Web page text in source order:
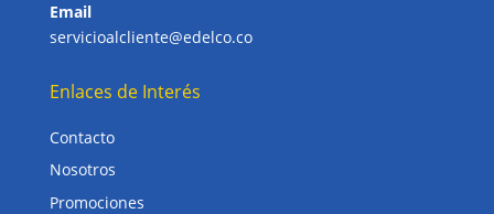
Email
servicioalcliente@edelco.co
Enlaces de Interés
Contacto
Nosotros
Promociones